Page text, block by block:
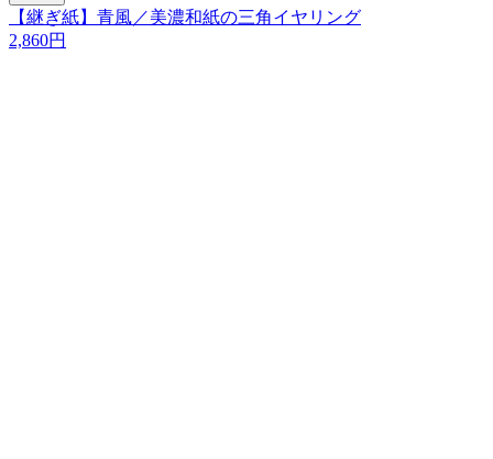
【継ぎ紙】青風／美濃和紙の三角イヤリング
2,860円